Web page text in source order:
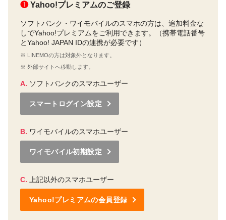
❶ Yahoo!プレミアムのご登録
ソフトバンク・ワイモバイルのスマホの方は、追加料金な
しでYahoo!プレミアムをご利用できます。（携帯電話番号
とYahoo! JAPAN IDの連携が必要です）
※ LINEMOの方は対象外となります。
※ 外部サイトへ移動します。
A. ソフトバンクのスマホユーザー
スマートログイン設定
B. ワイモバイルのスマホユーザー
ワイモバイル初期設定
C. 上記以外のスマホユーザー
Yahoo!プレミアムの会員登録